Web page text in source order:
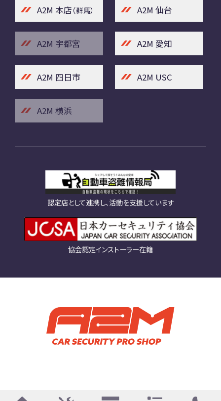
A2M 本店（群馬） A2M 仙台
A2M 宇都宮 A2M 愛知
A2M 四日市 A2M USC
A2M 横浜
認定店として連携し、活動を支援しています
協会認定インストーラー在籍